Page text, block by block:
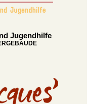
Jugendhilfe